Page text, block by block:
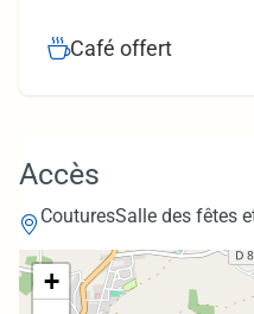
Café offert
Accès
CouturesSalle des fêtes
+